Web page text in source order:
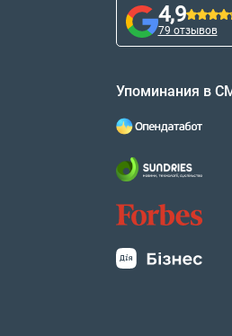
4,9
79 отзывов
Упоминания в